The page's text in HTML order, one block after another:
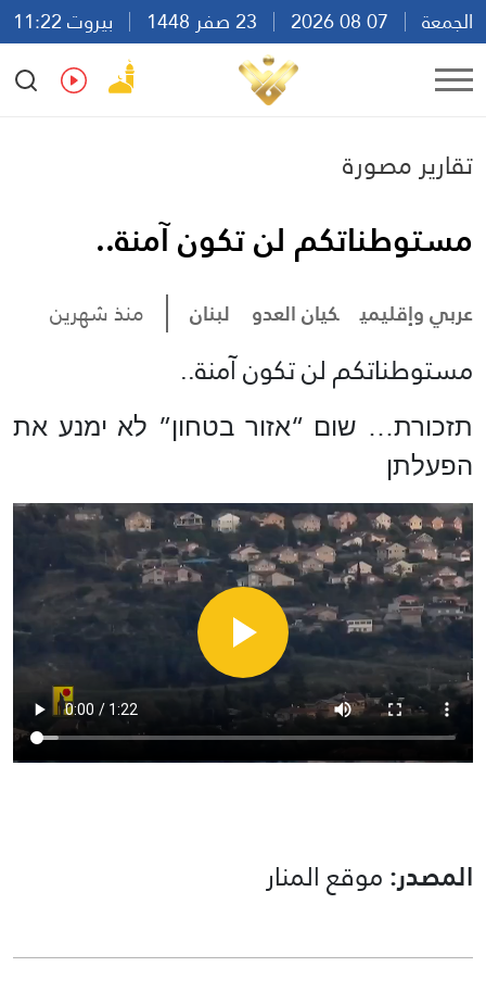
الجمعة
بيروت 11:22
Ar
En Fr Es
تقارير مصورة
مستوطناتكم لن تكون آمنة..
عربي وإقليمي كيان العدو لبنان منذ شهرين
مستوطناتكم لن تكون آمنة..
תזכורת… שום “אזור בטחון” לא ימנע את
הפעלתן
المصدر:موقع المنار